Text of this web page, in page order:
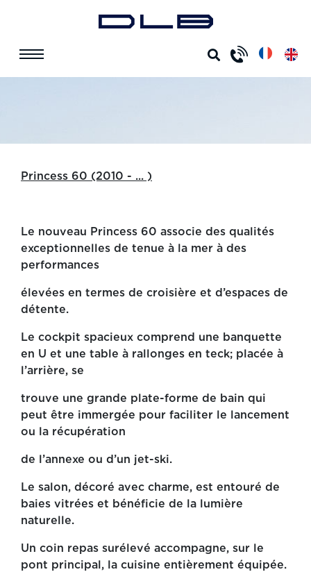
PRINCESS 60
PRINCESS 60
Princess 60 (2010 - ... )
Le nouveau Princess 60 associe des qualités
exceptionnelles de tenue à la mer à des
performances
élevées en termes de croisière et d’espaces de
détente.
Le cockpit spacieux comprend une banquette
en U et une table à rallonges en teck; placée à
l’arrière, se
trouve une grande plate-forme de bain qui
peut être immergée pour faciliter le lancement
ou la récupération
de l’annexe ou d’un jet-ski.
Le salon, décoré avec charme, est entouré de
baies vitrées et bénéficie de la lumière
naturelle.
Un coin repas surélevé accompagne, sur le
pont principal, la cuisine entièrement équipée.